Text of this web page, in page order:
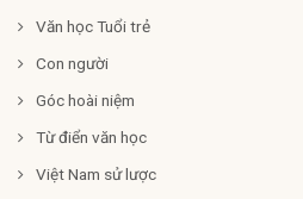
Văn học Tuổi trẻ
Con người
Góc hoài niệm
Từ điển văn học
Việt Nam sử lược